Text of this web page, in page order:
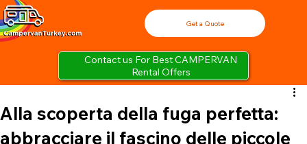
Contact us For Best CAMPERVAN
Rental Offers
Get a Quote
Alla scoperta della fuga perfetta:
abbracciare il fascino delle piccole